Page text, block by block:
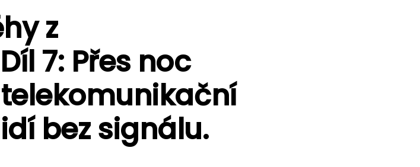
z
7: Přes noc
bez signálu.